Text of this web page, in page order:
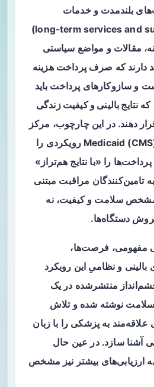
بلندمدت و خدمات
کمک‌درمانی (long-term services and supports)
مقالات و مواضع سیاستی
دارند که صرف پرداخت هزینه
و سازوکارهای پرداخت باید
که نتایج بالینی و کیفیت زندگی
دهند. در این چارچوب، مرکز
خدمات Medicare و Medicaid (CMS) رویکردی را
را «با نتایج هم‌تراز»
تامین‌کنندگان مراقبت مبتنی
مشخص سلامت و کیفیت، نه
دستگاه‌ها.
مفهومی، فرصت‌ها،
بالینی و نظامیِ این رویکرد
منتشرشده در یک
نوشته شده و تلاش
به پزشکی را با زبان
آشنا سازد. در عین حال
ارزیابی‌های بیشتر نیز مشخص